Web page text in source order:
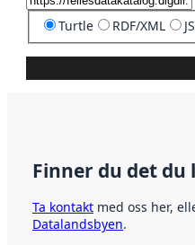
Turtle RDF/XML
Finner du det du
Ta kontakt med oss her,
Datalandsbyen.